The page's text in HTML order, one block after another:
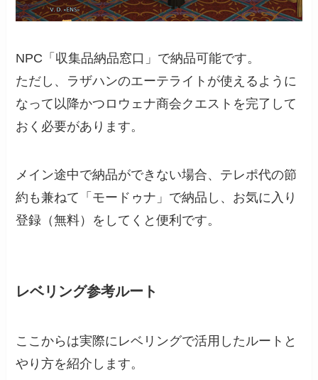
NPC「収集品納品窓口」で納品可能です。
ただし、ラザハンのエーテライトが使えるように
なって以降かつロウェナ商会クエストを完了して
おく必要があります。
メイン途中で納品ができない場合、テレポ代の節
約も兼ねて「モードゥナ」で納品し、お気に入り
登録（無料）をしてくと便利です。
レベリング参考ルート
ここからは実際にレベリングで活用したルートと
やり方を紹介します。